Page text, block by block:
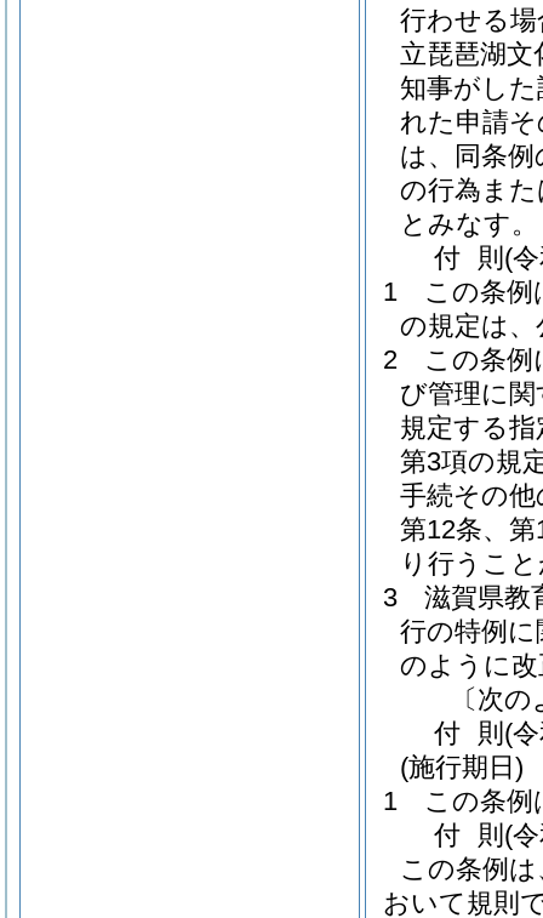
行わせる
立琵琶湖
知事がし
れた申請
は、同条
の行為ま
とみなす。
付 則 (
1
この条例
の規定は
2
この条例
び管理に
規定する
第3項の規
手続その
第12条、
り行うこ
3
滋賀県教
行の特例
のように
〔次
付 則 (
(施行期日)
1
この条例
付 則 (
この条例
おいて規則